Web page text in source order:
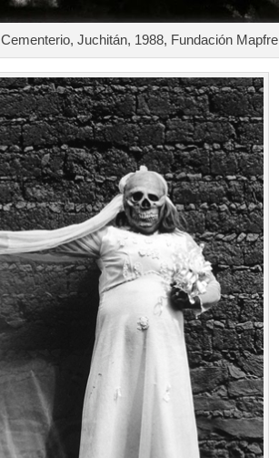
Cementerio, Juchitán, 1988, Fundación Mapfre